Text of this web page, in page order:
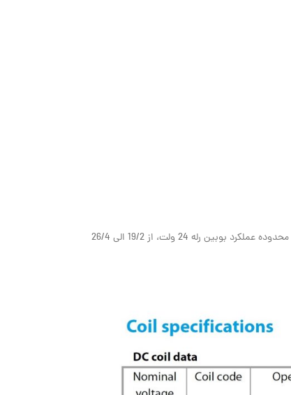
این رله ها در ولتاژAC از 6 الی 400 ولت و در نوع DC از 6 تا 220 ولت تولید و همچنین محدوده عملکرد ولتاژ بوبین AC و DC از بازه 0/8 الی 1/1 می باشد. ( به عنوان مثال: محدوده عملکرد بوبین رله 24 ولت، از 19/2 الی 26/4